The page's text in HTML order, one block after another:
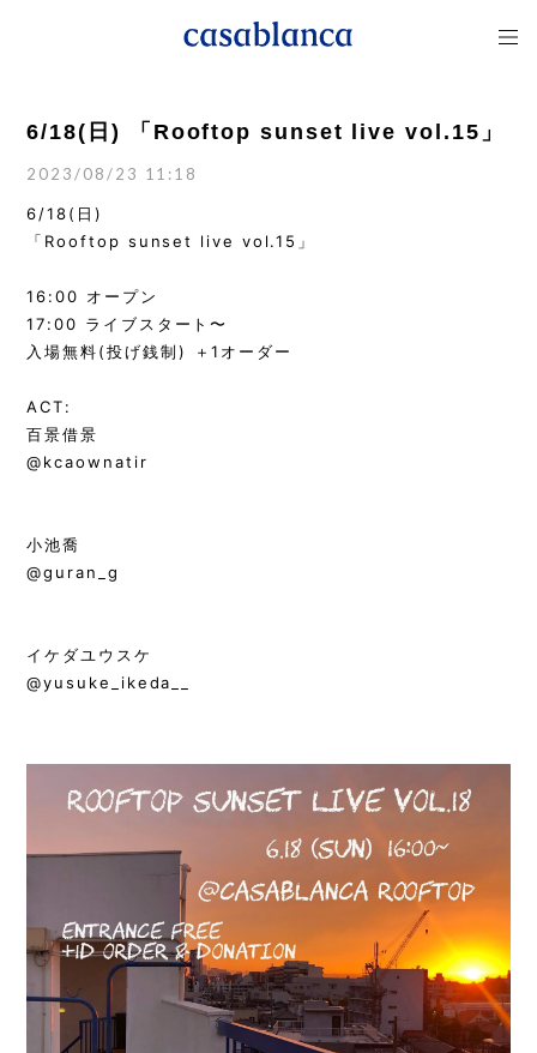
6/18(日) 「Rooftop sunset live vol.15」
2023/08/23 11:18
6/18(日)
「Rooftop sunset live vol.15」
16:00 オープン
17:00 ライブスタート〜
入場無料(投げ銭制) ＋1オーダー
ACT:
百景借景
@kcaownatir
小池喬
@guran_g
イケダユウスケ
@yusuke_ikeda__